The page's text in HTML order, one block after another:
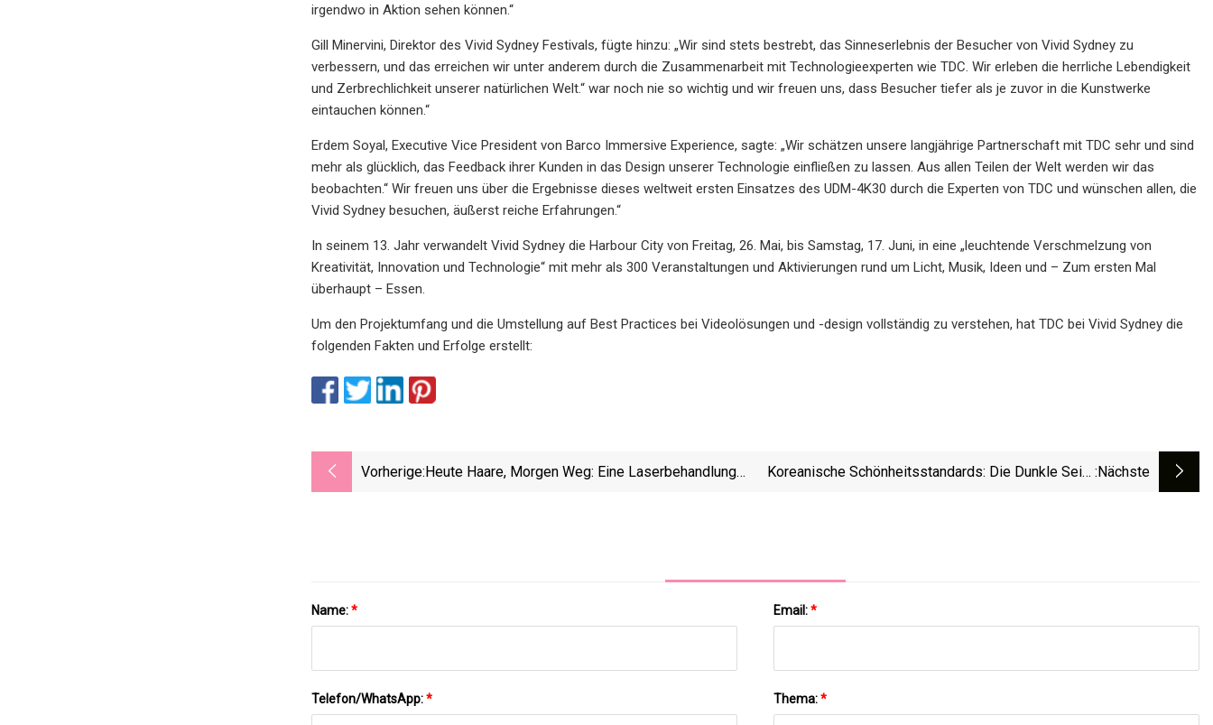
irgendwo in Aktion sehen können.“
Gill Minervini, Direktor des Vivid Sydney Festivals, fügte hinzu: „Wir sind stets bestrebt, das Sinneserlebnis der Besucher von Vivid Sydney zu
verbessern, und das erreichen wir unter anderem durch die Zusammenarbeit mit Technologieexperten wie TDC. Wir erleben die herrliche Lebendigkeit
und Zerbrechlichkeit unserer natürlichen Welt.“ war noch nie so wichtig und wir freuen uns, dass Besucher tiefer als je zuvor in die Kunstwerke
eintauchen können.“
Erdem Soyal, Executive Vice President von Barco Immersive Experience, sagte: „Wir schätzen unsere langjährige Partnerschaft mit TDC sehr und sind
mehr als glücklich, das Feedback ihrer Kunden in das Design unserer Technologie einfließen zu lassen. Aus allen Teilen der Welt werden wir das
beobachten.“ Wir freuen uns über die Ergebnisse dieses weltweit ersten Einsatzes des UDM-4K30 durch die Experten von TDC und wünschen allen, die
Vivid Sydney besuchen, äußerst reiche Erfahrungen.“
In seinem 13. Jahr verwandelt Vivid Sydney die Harbour City von Freitag, 26. Mai, bis Samstag, 17. Juni, in eine „leuchtende Verschmelzung von
Kreativität, Innovation und Technologie“ mit mehr als 300 Veranstaltungen und Aktivierungen rund um Licht, Musik, Ideen und – Zum ersten Mal
überhaupt – Essen.
Um den Projektumfang und die Umstellung auf Best Practices bei Videolösungen und -design vollständig zu verstehen, hat TDC bei Vivid Sydney die
folgenden Fakten und Erfolge erstellt:
Vorherige:Heute Haare, Morgen Weg: Eine Laserbehandlung
Koreanische Schönheitsstandards: Die Dunkle Seite :nächste
Name:* Email:*
Telefon/WhatsApp:* Thema:*